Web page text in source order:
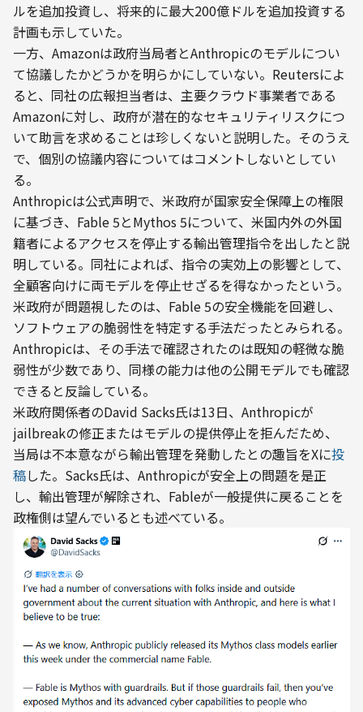
ルを追加投資し、将来的に最大200億ドルを追加投資する
計画も示していた。
一方、Amazonは政府当局者とAnthropicのモデルについ
て協議したかどうかを明らかにしていない。Reutersによ
ると、同社の広報担当者は、主要クラウド事業者である
Amazonに対し、政府が潜在的なセキュリティリスクにつ
いて助言を求めることは珍しくないと説明した。そのうえ
で、個別の協議内容についてはコメントしないとしてい
る。
Anthropicは公式声明で、米政府が国家安全保障上の権限
に基づき、Fable 5とMythos 5について、米国内外の外国
籍者によるアクセスを停止する輸出管理指令を出したと説
明している。同社によれば、指令の実効上の影響として、
全顧客向けに両モデルを停止せざるを得なかったという。
米政府が問題視したのは、Fable 5の安全機能を回避し、
ソフトウェアの脆弱性を特定する手法だったとみられる。
Anthropicは、その手法で確認されたのは既知の軽微な脆
弱性が少数であり、同様の能力は他の公開モデルでも確認
できると反論している。
米政府関係者のDavid Sacks氏は13日、Anthropicが
jailbreakの修正またはモデルの提供停止を拒んだため、
当局は不本意ながら輸出管理を発動したとの趣旨をXに投
稿した。Sacks氏は、Anthropicが安全上の問題を是正
し、輸出管理が解除され、Fableが一般提供に戻ることを
政権側は望んでいるとも述べている。